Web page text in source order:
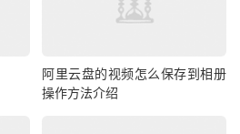
阿里云盘的视频怎么保存到相册
操作方法介绍